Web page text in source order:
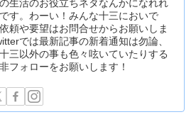
生活のお役立ちネタなんかになれれ
す。わーい！みんな十三においで
頼や要望はお問合せからお願いしま
では最新記事の新着通知は勿論、
三以外の事も色々呟いていたりする
フォローをお願いします！